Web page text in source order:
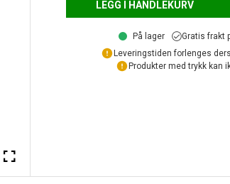
LEGG I HANDLEKURV
På lager
Gratis frakt
Leveringstiden forlenges
Produkter med trykk kan